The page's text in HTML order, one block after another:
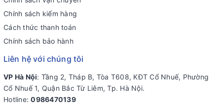
Chính sách kiểm hàng
Cách thức thanh toán
Chính sách bảo hành
Liên hệ với chúng tôi
VP Hà Nội: Tầng 2, Tháp B, Tòa T608, KĐT Cổ Nhuế, Phường
Cổ Nhuế 1, Quận Bắc Từ Liêm, Tp. Hà Nội.
Hotline:0986470139